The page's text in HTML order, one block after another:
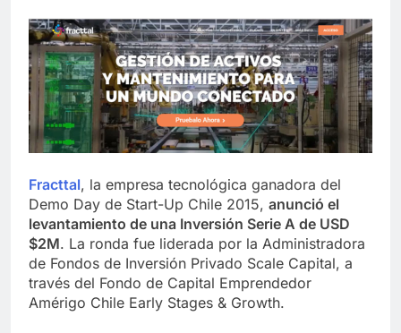
Fracttal, la empresa tecnológica ganadora del
Demo Day de Start-Up Chile 2015, anunció el
levantamiento de una Inversión Serie A de USD
$2M. La ronda fue liderada por la Administradora
de Fondos de Inversión Privado Scale Capital, a
través del Fondo de Capital Emprendedor
Amérigo Chile Early Stages & Growth.